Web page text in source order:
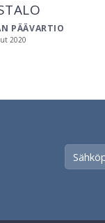
PÄÄVARTIO
2020